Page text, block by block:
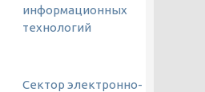
информационных
технологий
Сектор электронно-